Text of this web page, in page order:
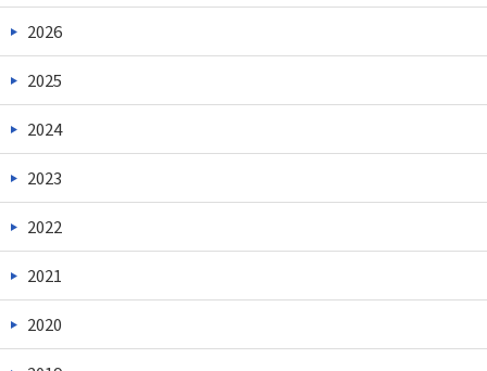
2026
2025
2024
2023
2022
2021
2020